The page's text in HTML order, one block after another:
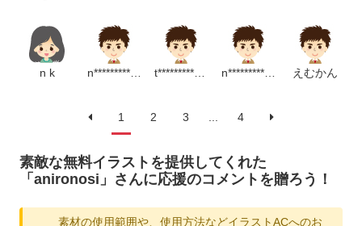
n k n********************************p t************************p n**********************m えむかん
1 2 3 4
素敵な無料イラストを提供してくれた
「anironosi」さんに応援のコメントを贈ろう！
素材の使用範囲や、使用方法などイラストACへのお